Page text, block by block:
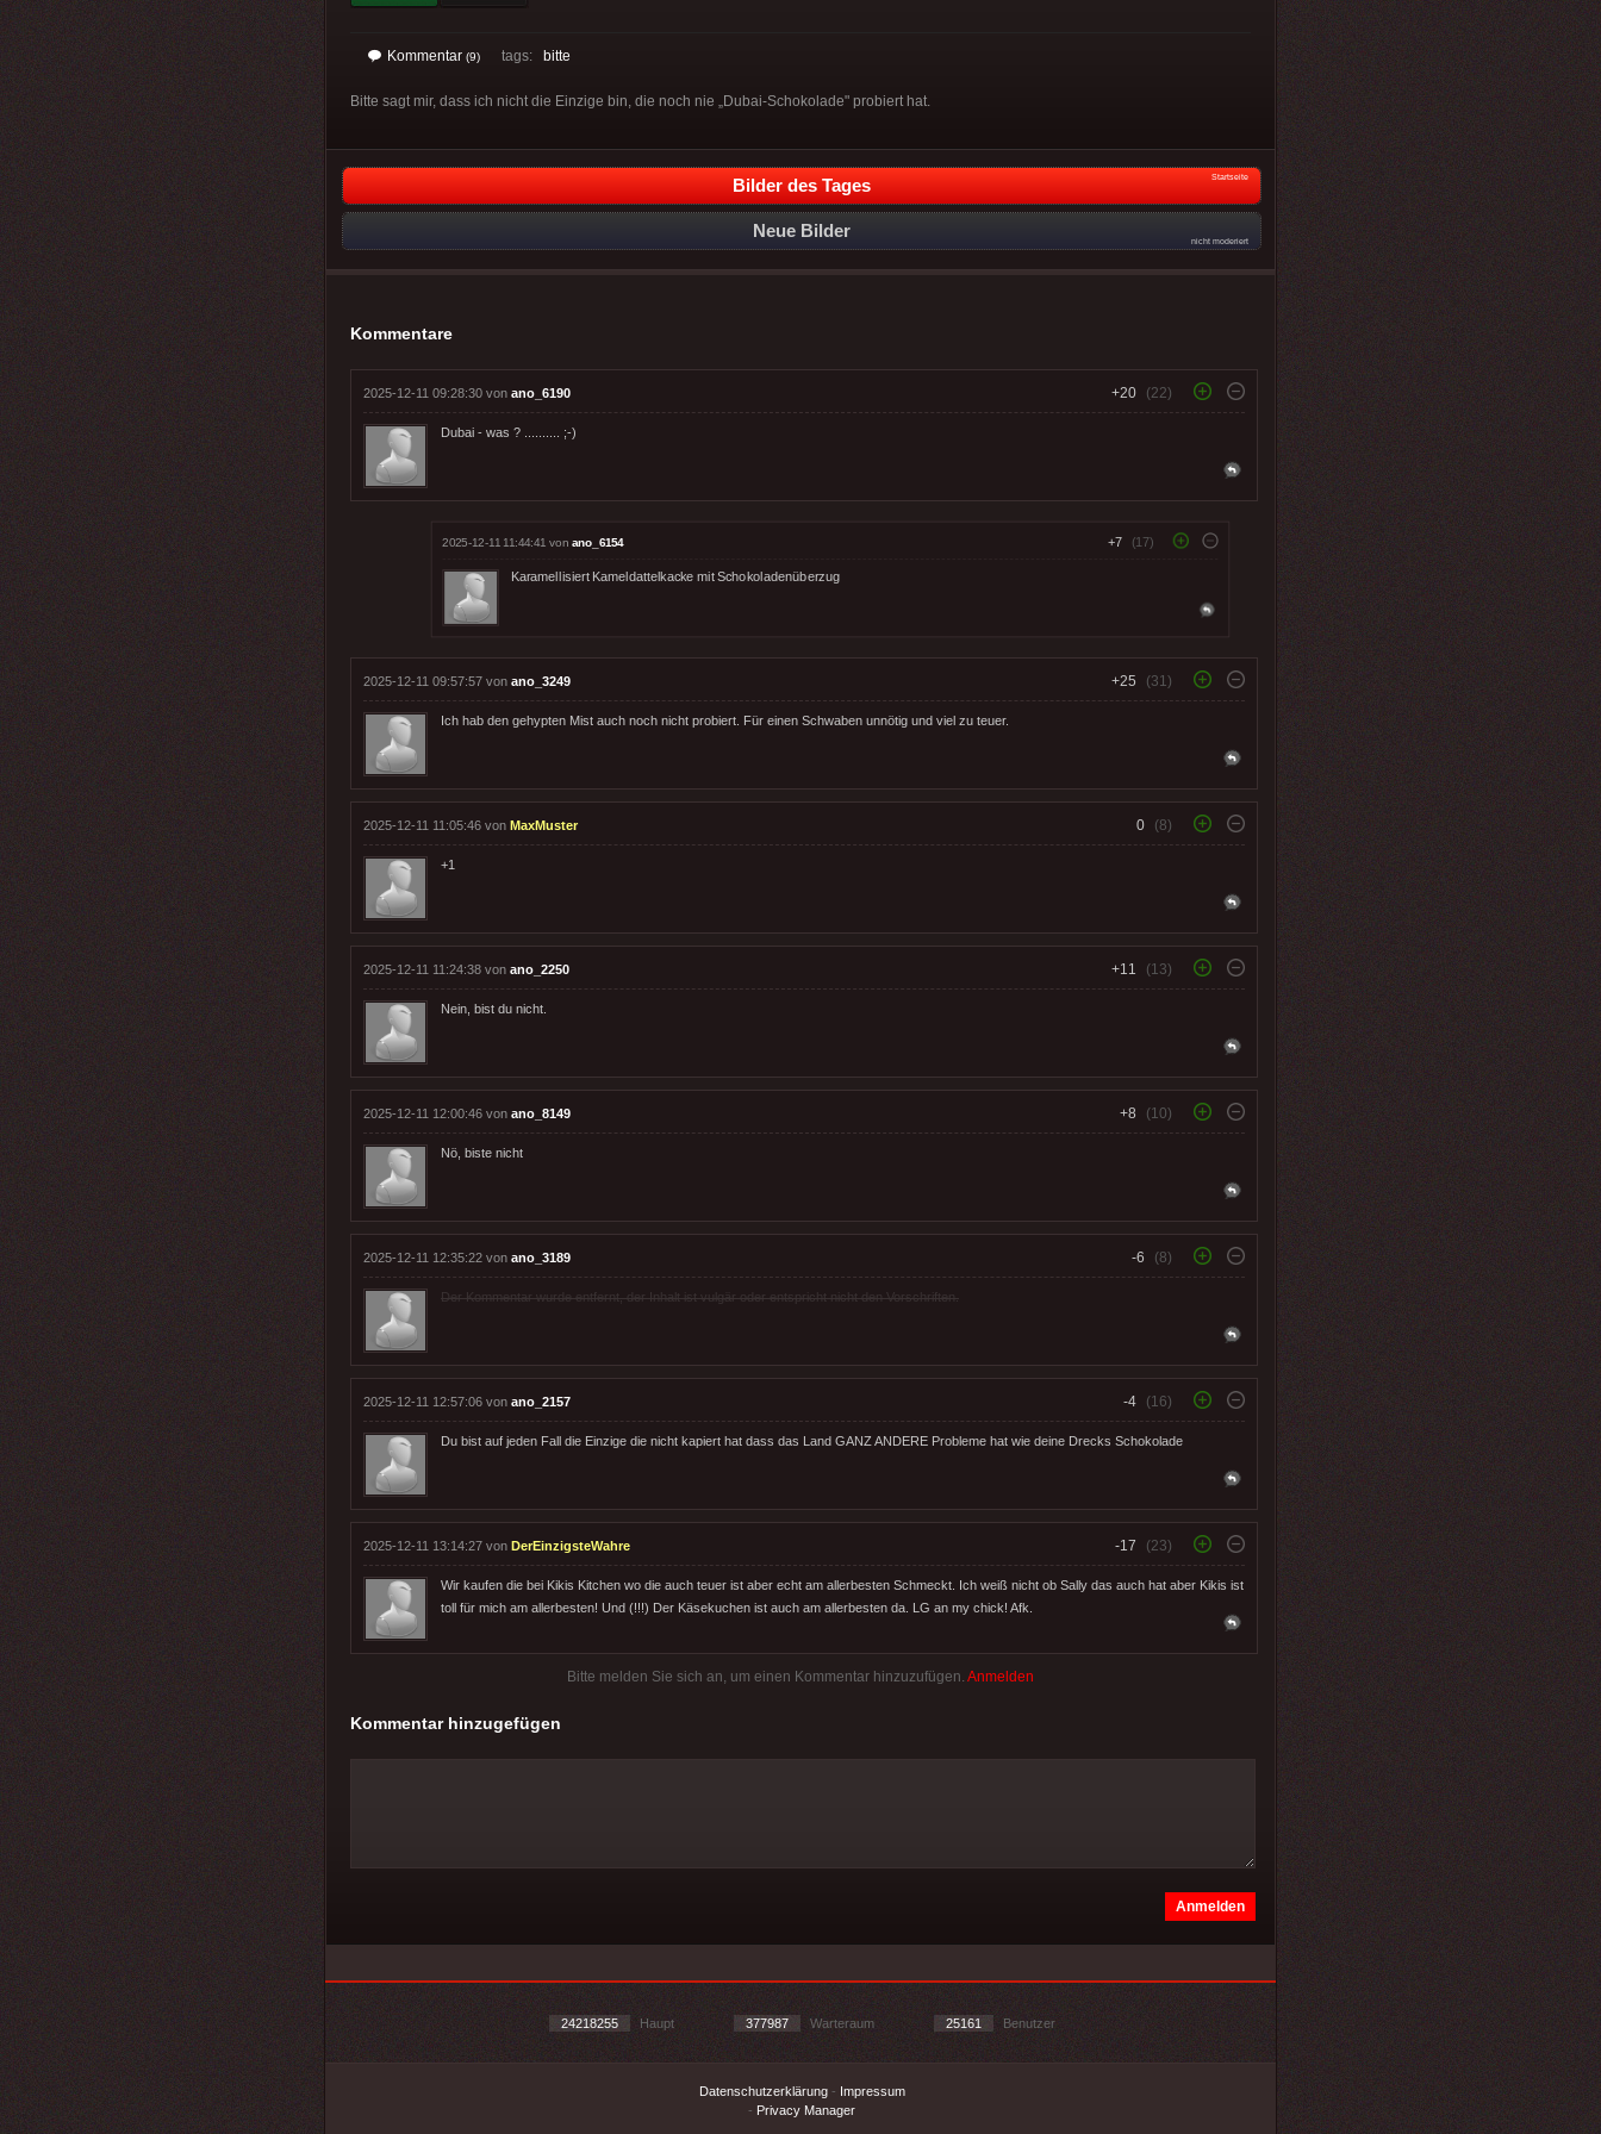
Kommentar (9) tags: bitte
Bitte sagt mir, dass ich nicht die Einzige bin, die noch nie „Dubai-Schokolade" probiert hat.
Bilder des Tages Startseite
Neue Bilder
nicht moderiert
Kommentare
2025-12-11 09:28:30 von ano_6190 +20 (22)
Dubai - was ? .......... ;-)
2025-12-11 11:44:41 von ano_6154 +7 (17)
Karamellisiert Kameldattelkacke mit Schokoladenüberzug
2025-12-11 09:57:57 von ano_3249 +25 (31)
Ich hab den gehypten Mist auch noch nicht probiert. Für einen Schwaben unnötig und viel zu teuer.
2025-12-11 11:05:46 von MaxMuster 0 (8)
+1
2025-12-11 11:24:38 von ano_2250 +11 (13)
Nein, bist du nicht.
2025-12-11 12:00:46 von ano_8149 +8 (10)
Nö, biste nicht
2025-12-11 12:35:22 von ano_3189 -6 (8)
Der Kommentar wurde entfernt, der Inhalt ist vulgär oder entspricht nicht den Vorschriften.
2025-12-11 12:57:06 von ano_2157 -4 (16)
Du bist auf jeden Fall die Einzige die nicht kapiert hat dass das Land GANZ ANDERE Probleme hat wie deine Drecks Schokolade
2025-12-11 13:14:27 von DerEinzigsteWahre -17 (23)
Wir kaufen die bei Kikis Kitchen wo die auch teuer ist aber echt am allerbesten Schmeckt. Ich weiß nicht ob Sally das auch hat aber Kikis ist
toll für mich am allerbesten! Und (!!!) Der Käsekuchen ist auch am allerbesten da. LG an my chick! Afk.
Bitte melden Sie sich an, um einen Kommentar hinzuzufügen. Anmelden
Kommentar hinzugefügen
24218255 Haupt 377987 Warteraum 25161 Benutzer
Datenschutzerklärung- Impressum
- Privacy Manager